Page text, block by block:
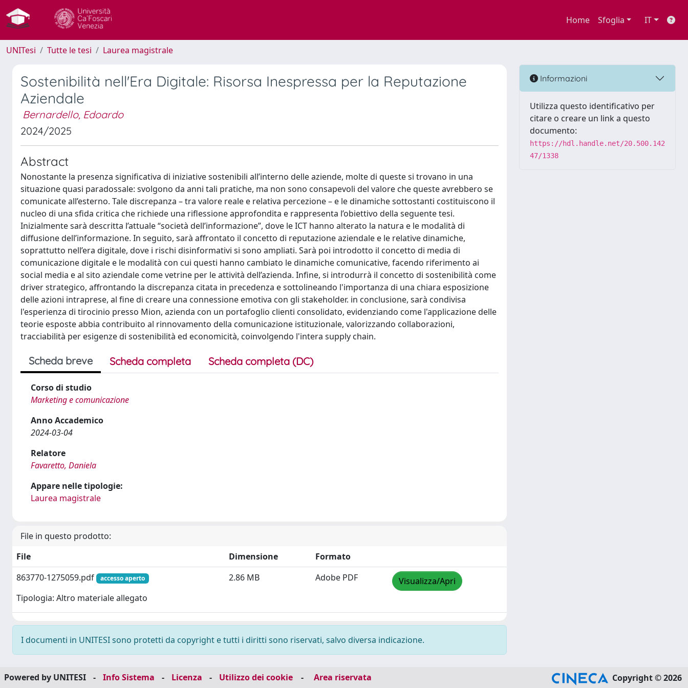
Home Sfoglia IT
UNITesi Tutte le tesi Laurea magistrale
Sostenibilità nell'Era Digitale: Risorsa Inespressa per la Reputazione
Aziendale
Bernardello, Edoardo
2024/2025
Abstract
Nonostante la presenza significativa di iniziative sostenibili all’interno delle aziende, molte di queste si trovano in una
situazione quasi paradossale: svolgono da anni tali pratiche, ma non sono consapevoli del valore che queste avrebbero se
comunicate all’esterno. Tale discrepanza – tra valore reale e relativa percezione – e le dinamiche sottostanti costituiscono il
nucleo di una sfida critica che richiede una riflessione approfondita e rappresenta l’obiettivo della seguente tesi.
Inizialmente sarà descritta l’attuale “società dell’informazione”, dove le ICT hanno alterato la natura e le modalità di
diffusione dell’informazione. In seguito, sarà affrontato il concetto di reputazione aziendale e le relative dinamiche,
soprattutto nell’era digitale, dove i rischi disinformativi si sono ampliati. Sarà poi introdotto il concetto di media di
comunicazione digitale e le modalità con cui questi hanno cambiato le dinamiche comunicative, facendo riferimento ai
social media e al sito aziendale come vetrine per le attività dell’azienda. Infine, si introdurrà il concetto di sostenibilità come
driver strategico, affrontando la discrepanza citata in precedenza e sottolineando l'importanza di una chiara esposizione
delle azioni intraprese, al fine di creare una connessione emotiva con gli stakeholder. in conclusione, sarà condivisa
l'esperienza di tirocinio presso Mion, azienda con un portafoglio clienti consolidato, evidenziando come l'applicazione delle
teorie esposte abbia contribuito al rinnovamento della comunicazione istituzionale, valorizzando collaborazioni,
tracciabilità per esigenze di sostenibilità ed economicità, coinvolgendo l'intera supply chain.
Scheda breve Scheda completa Scheda completa (DC)
Corso di studio
Marketing e comunicazione
Anno Accademico
2024-03-04
Relatore
Favaretto, Daniela
Appare nelle tipologie:
Laurea magistrale
File in questo prodotto:
File
Dimensione
Formato
863770-1275059.pdf
accesso aperto
Tipologia: Altro materiale allegato
2.86 MB Adobe PDF Visualizza/Apri
I documenti in UNITESI sono protetti da copyright e tutti i diritti sono riservati, salvo diversa indicazione.
Informazioni
Utilizza questo identificativo per
citare o creare un link a questo
documento:
https://hdl.handle.net/20.500.142
47/1338
Powered by UNITESI - Info Sistema - Licenza - Utilizzo dei cookie - Area riservata Copyright © 2026